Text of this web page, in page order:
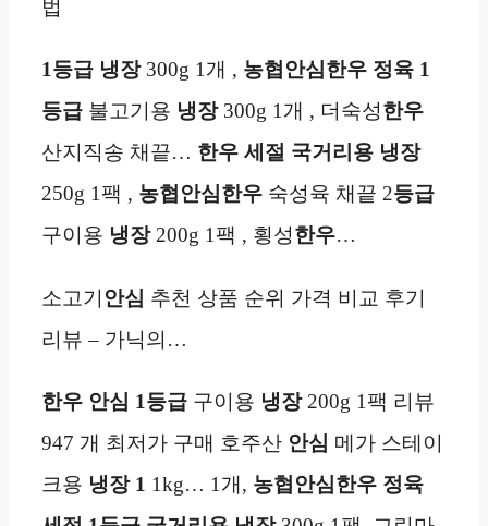
법
1등급 냉장300g 1개 , 농협안심한우 정육 1
등급 불고기용 냉장300g 1개 , 더숙성한우
산지직송 채끝… 한우 세절 국거리용 냉장
250g 1팩 , 농협안심한우 숙성육 채끝 2등급
구이용 냉장200g 1팩 , 횡성한우…
소고기 안심 추천 상품 순위 가격 비교 후기
리뷰 – 가닉의…
한우 안심 1등급 구이용 냉장200g 1팩 리뷰
947 개 최저가 구매 호주산 안심 메가 스테이
크용 냉장 1 1kg… 1개, 농협안심한우 정육